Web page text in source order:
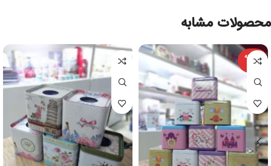
محصولات مشابه
فروخته
شده